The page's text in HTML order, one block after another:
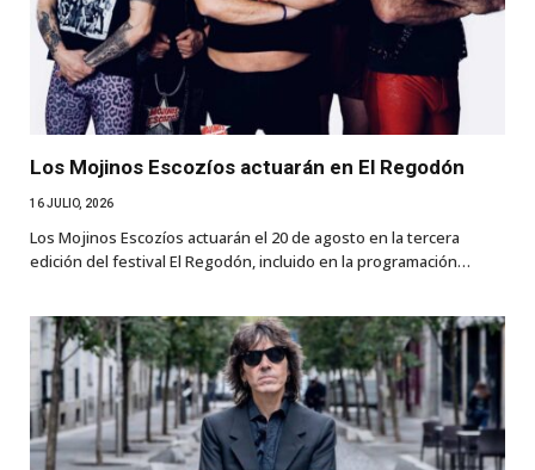
Los Mojinos Escozíos actuarán en El Regodón
16 JULIO, 2026
Los Mojinos Escozíos actuarán el 20 de agosto en la tercera
edición del festival El Regodón, incluido en la programación…